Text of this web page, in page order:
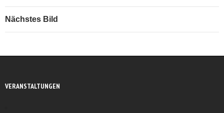
Nächstes Bild
VERANSTALTUNGEN